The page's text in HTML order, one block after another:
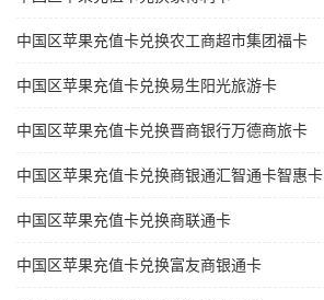
中国区苹果充值卡兑换农工商超市集团福卡
中国区苹果充值卡兑换易生阳光旅游卡
中国区苹果充值卡兑换晋商银行万德商旅卡
中国区苹果充值卡兑换商银通汇智通卡智惠卡
中国区苹果充值卡兑换商联通卡
中国区苹果充值卡兑换富友商银通卡